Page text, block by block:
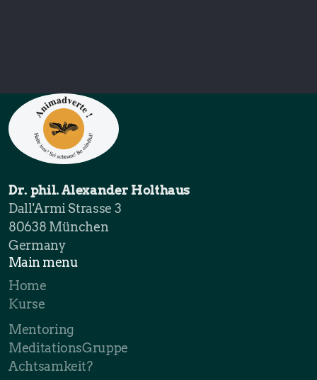
Dr. phil. Alexander Holthaus
Dall'Armi Strasse 3
80638 München
Germany
Main menu
Home
Kurse
Mentoring
MeditationsGruppe
Achtsamkeit?